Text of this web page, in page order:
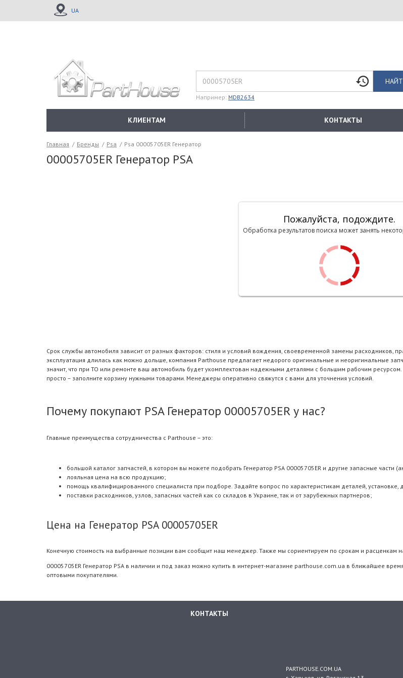
UA
Например: MDB2634
КЛИЕНТАМ КОНТАКТЫ
Главная / Бренды / Psa / Psa 00005705ER Генератор
00005705ER Генератор PSA
Пожалуйста, подождите.
Обработка результатов поиска может занять
Срок службы автомобиля зависит от разных факторов: стиля и условий вождения, своевременной замены расходников,
эксплуатация длилась как можно дольше, компания Parthouse предлагает недорого оригинальные и неоригинальные
значит, что при ТО или ремонте ваш автомобиль будет укомплектован надежными деталями с большим рабочим
просто – заполните корзину нужными товарами. Менеджеры оперативно свяжутся с вами для уточнения условий.
Почему покупают PSA Генератор 00005705ER у нас?
Главные преимущества сотрудничества с Parthouse – это:
большой каталог запчастей, в котором вы можете подобрать Генератор PSA 00005705ER и другие запасные части
лояльная цена на всю продукцию;
помощь квалифицированного специалиста при подборе. Задайте вопрос по характеристикам деталей,
поставки расходников, узлов, запасных частей как со складов в Украине, так и от зарубежных партнеров;
Цена на Генератор PSA 00005705ER
Конечную стоимость на выбранные позиции вам сообщит наш менеджер. Также мы сориентируем по срокам и расценкам
00005705ER Генератор PSA в наличии и под заказ можно купить в интернет-магазине parthouse.com.ua в ближайшее
оптовыми покупателями.
КОНТАКТЫ
PARTHOUSE.COM.UA